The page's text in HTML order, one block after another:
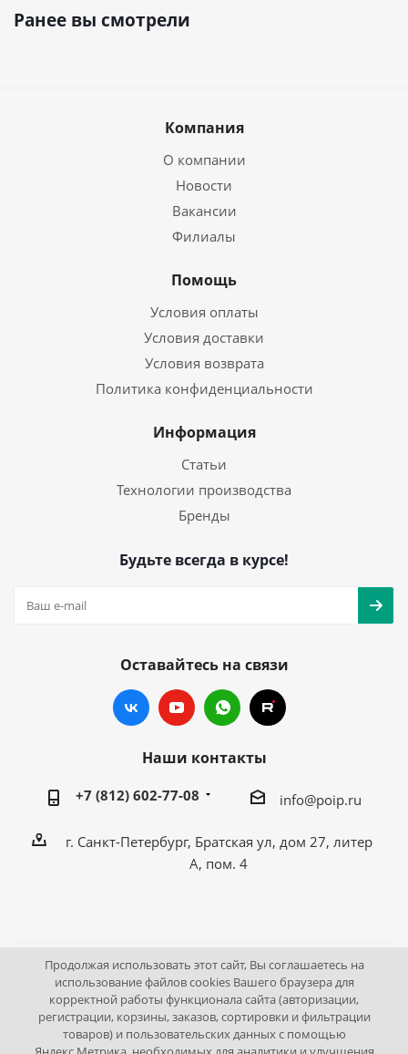
Ранее вы смотрели
Компания
О компании
Новости
Вакансии
Филиалы
Помощь
Условия оплаты
Условия доставки
Условия возврата
Политика конфиденциальности
Информация
Статьи
Технологии производства
Бренды
Будьте всегда в курсе!
Оставайтесь на связи
Наши контакты
+7 (812) 602-77-08 info@poip.ru
г. Санкт-Петербург, Братская ул, дом 27, литер
А, пом. 4
2009 - 2026 © Промышленное оборудование Интернет
портал.
195043, г. Санкт-Петербург, Братская ул, дом 27, литер А,
пом. 4
Продолжая использовать этот сайт, Вы соглашаетесь на
использование файлов cookies Вашего браузера для
корректной работы функционала сайта (авторизации,
регистрации, корзины, заказов, сортировки и фильтрации
товаров) и пользовательских данных с помощью